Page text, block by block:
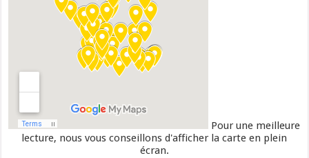
Pour une meilleure
lecture, nous vous conseillons d'afficher la carte en plein
écran.